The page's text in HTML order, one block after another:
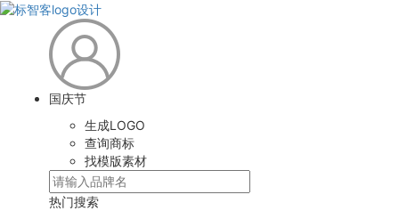
国庆节
生成LOGO
查询商标
找模版素材
热门搜索